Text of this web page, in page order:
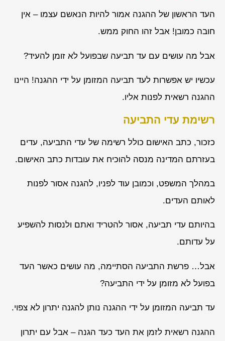
העד הראשון של ההגנה אמור להיות הנאשם עצמו – אין
חובה כמובן! אבל זהו החוק ממש.
אבל מה עושים עם עד תביעה שבפועל לא זומן להעיד?
עכשיו יש אפשרות לעד תביעה המזומן על ידי ההגנה! היינו
ההגנה רשאית לפנות אליו.
רשימת עדי התביעה
כזכור, כתב האישום כולל רשימה של עדי התביעה, עדים
בעזרתם המדינה מנסה להוכיח את עובדות כתב האישום.
במהלך המשפט, וכמובן עוד לפניו, להגנה אסור לפנות
לאותם העדים.
בהיותם עדי תביעה, אסור להטריד ואתם ולנסות להשפיע
על עדותם.
אבל… פרשת התביעה הסתיימה, מה עושים כאשר העד
בפועל לא מזומן על ידי התביעה?
עד תביעה המזומן על ידי ההגנה נותן להגנה יתרון לא צפוי.
ההגנה רשאית לזמן את העד כעד הגנה – אבל עם יתרון